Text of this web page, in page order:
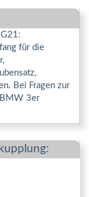
für die
Bei Fragen zur
3er